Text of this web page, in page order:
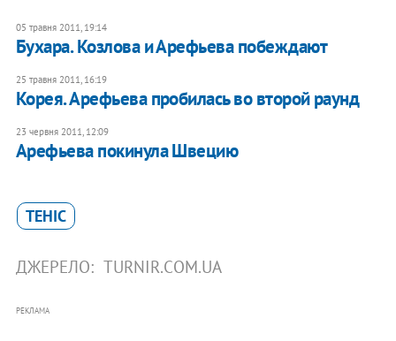
05 травня 2011, 19:14
Бухара. Козлова и Арефьева побеждают
25 травня 2011, 16:19
Корея. Арефьева пробилась во второй раунд
23 червня 2011, 12:09
Арефьева покинула Швецию
ТЕНІС
ДЖЕРЕЛО: TURNIR.COM.UA
РЕКЛАМА